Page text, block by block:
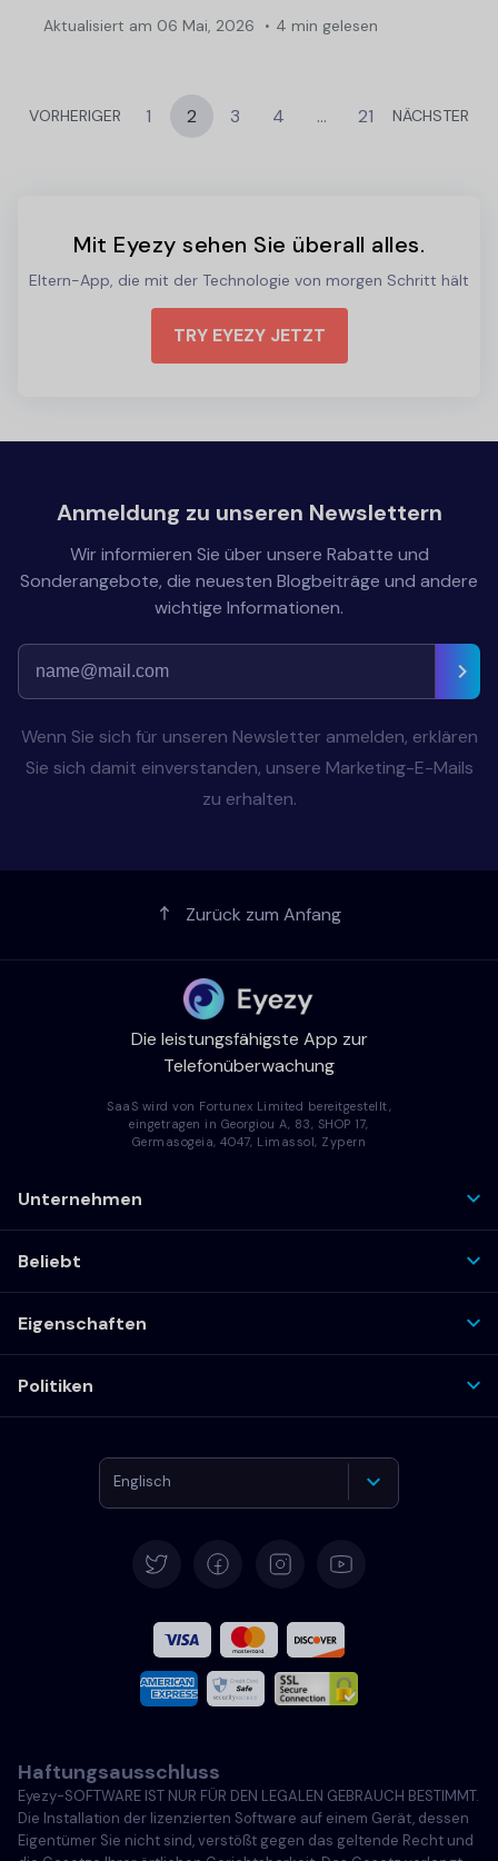
Aktualisiert am 06 Mai, 2026 4 min gelesen
VORHERIGER 1 2 3 4 ... 21 NÄCHSTER
Mit Eyezy sehen Sie überall alles.
Eltern-App, die mit der Technologie von morgen Schritt hält
TRY EYEZY JETZT
Anmeldung zu unseren Newslettern
Wir informieren Sie über unsere Rabatte und
Sonderangebote, die neuesten Blogbeiträge und andere
wichtige Informationen.
Wenn Sie sich für unseren Newsletter anmelden, erklären
Sie sich damit einverstanden, unsere Marketing-E-Mails
zu erhalten.
Zurück zum Anfang
Die leistungsfähigste App zur
Telefonüberwachung
SaaS wird von Fortunex Limited bereitgestellt,
eingetragen in Georgiou A, 83, SHOP 17,
Germasogeia, 4047, Limassol, Zypern
Unternehmen
Beliebt
Eigenschaften
Politiken
Englisch
Französisch
Italiano
Português
Türkçe
Haftungsausschluss
Eyezy-SOFTWARE IST NUR FÜR DEN LEGALEN GEBRAUCH BESTIMMT.
Die Installation der lizenzierten Software auf einem Gerät, dessen
Eigentümer Sie nicht sind, verstößt gegen das geltende Recht und